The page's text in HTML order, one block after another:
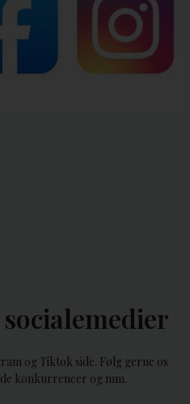
og Tiktok side. Følg gerne os
konkurrencer og mm.